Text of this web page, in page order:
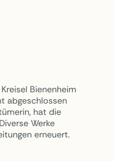
Bienenheim
abgeschlossen
hat die
Werke
erneuert.